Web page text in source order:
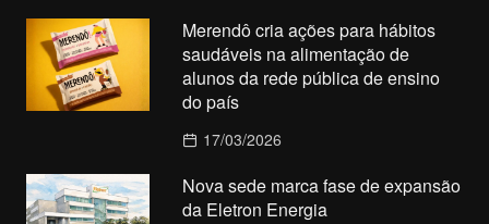
Merendô cria ações para hábitos
saudáveis na alimentação de
alunos da rede pública de ensino
do país
17/03/2026
Nova sede marca fase de expansão
da Eletron Energia